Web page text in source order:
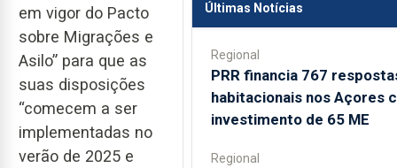
em vigor do Pacto
sobre Migrações e
Asilo” para que as
suas disposições
“comecem a ser
implementadas no
verão de 2025 e
Últimas Notícias
Regional
PRR financia 767
habitacionais nos Açores
investimento de 65 ME
Regional